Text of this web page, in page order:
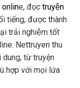
online, đọc truyện
tiếng, được thành
trải nghiệm tốt
Nettruyen thu
từ truyện
hợp với mọi lứa